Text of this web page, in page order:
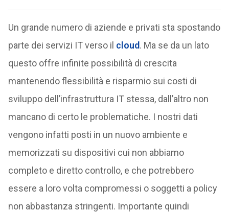
Un grande numero di aziende e privati sta spostando
parte dei servizi IT verso il cloud. Ma se da un lato
questo offre infinite possibilità di crescita
mantenendo flessibilità e risparmio sui costi di
sviluppo dell’infrastruttura IT stessa, dall’altro non
mancano di certo le problematiche. I nostri dati
vengono infatti posti in un nuovo ambiente e
memorizzati su dispositivi cui non abbiamo
completo e diretto controllo, e che potrebbero
essere a loro volta compromessi o soggetti a policy
non abbastanza stringenti. Importante quindi